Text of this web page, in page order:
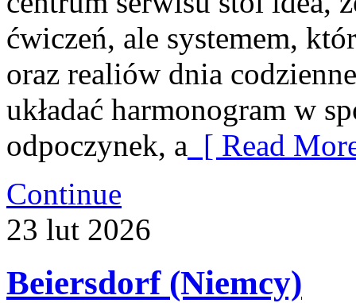
ćwiczeń, ale systemem,
oraz realiów dnia
układać harmonogram w
odpoczynek, a [ Read
Continue
23 lut 2026
Beiersdorf (Niemcy)